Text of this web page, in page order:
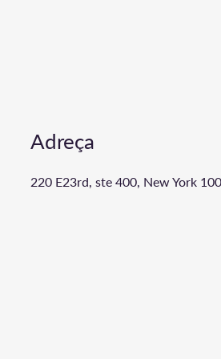
Adreça
220 E23rd, ste 400, New York